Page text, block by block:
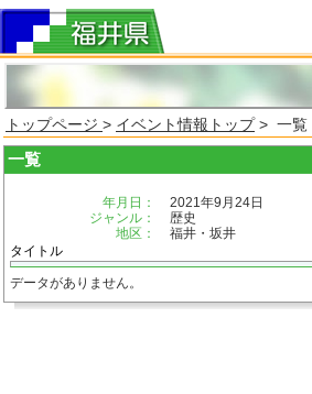
トップページ > イベント情報トップ> 一覧
一覧
年月日：
2021年9月24日
ジャンル：
歴史
地区：
福井・坂井
タイトル
データがありません。